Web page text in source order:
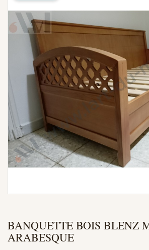
BANQUETTE BOIS BLENZ
ARABESQUE